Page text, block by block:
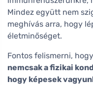
Mindez együtt nem
meghívás arra, hogy
életminőséget.
Fontos felismerni, hogy
nemcsak a fizikai
hogy képesek